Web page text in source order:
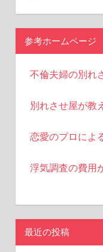
ビ
ゲ
ー
シ
ョ
ン
参考ホームページ
不倫夫婦の別れ
別れさせ屋が教
恋愛のプロによ
浮気調査の費用
最近の投稿